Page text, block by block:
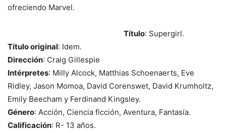
ofreciendo Marvel.
Título: Supergirl.
Título original: Idem.
Dirección: Craig Gillespie
Intérpretes: Milly Alcock, Matthias Schoenaerts, Eve
Ridley, Jason Momoa, David Corenswet, David Krumholtz,
Emily Beecham y Ferdinand Kingsley.
Género: Acción, Ciencia ficción, Aventura, Fantasía.
Calificación: R- 13 años.